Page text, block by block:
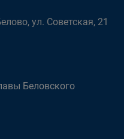
ул. Советская, 21
Беловского